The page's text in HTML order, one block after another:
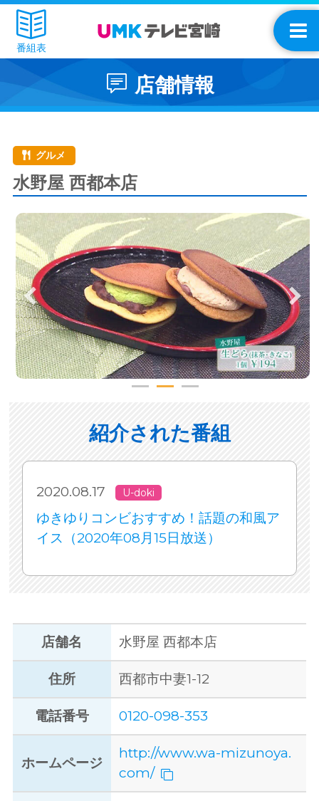
番組表
店舗情報
グルメ
水野屋 西都本店
紹介された番組
2020.08.17 U-doki
ゆきゆりコンビおすすめ！話題の和風ア
イス（2020年08月15日放送）
店舗名 水野屋 西都本店
住所 西都市中妻1-12
電話番号 0120-098-353
ホームページ
http://www.wa-mizunoya.
com/